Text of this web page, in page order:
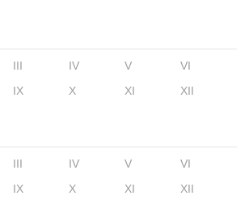
III IV V
VI
IX X XI XII
III IV V
VI
IX X XI XII